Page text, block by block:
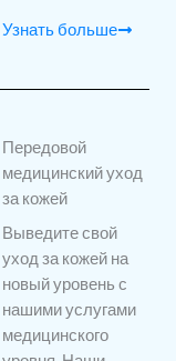
Узнать больше
Передовой
медицинский уход
за кожей
Выведите свой
уход за кожей на
новый уровень с
нашими услугами
медицинского